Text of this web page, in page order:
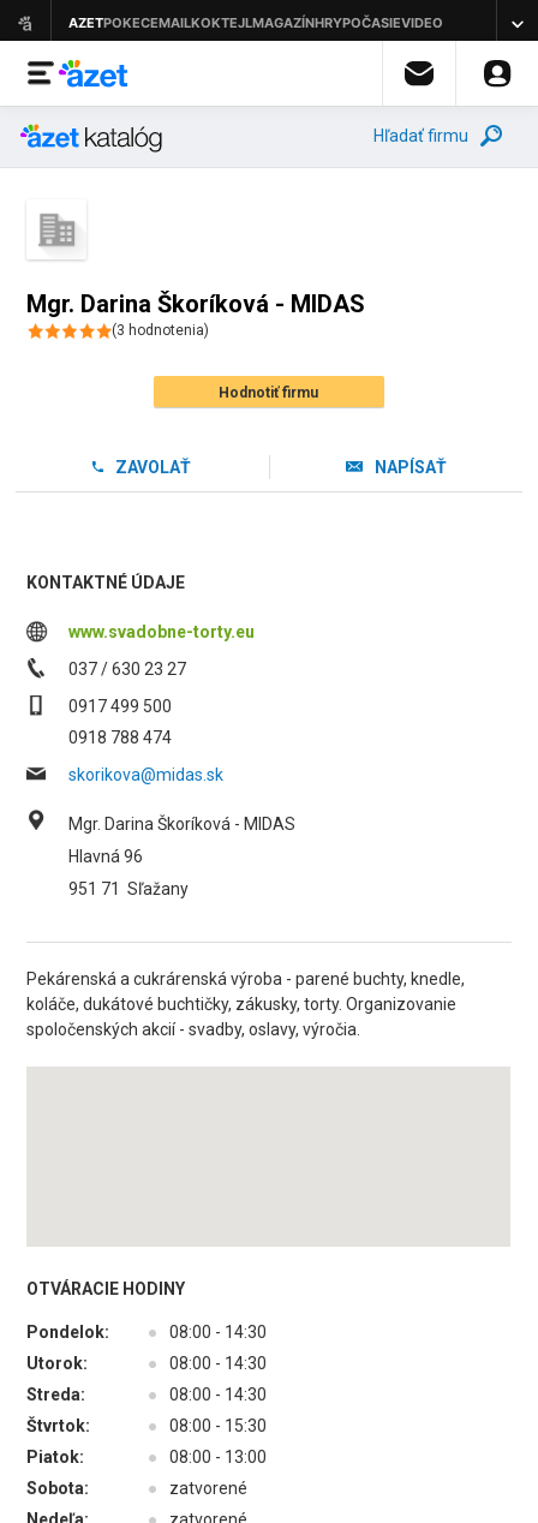
Hľadať firmu
Mgr. Darina Škoríková - MIDAS
(3 hodnotenia)
Hodnotiť firmu
ZAVOLAŤ NAPÍSAŤ
KONTAKTNÉ ÚDAJE
www.svadobne-torty.eu
037 / 630 23 27
0917 499 500
0918 788 474
skorikova@midas.sk
Mgr. Darina Škoríková - MIDAS
Hlavná 96
951 71 Sľažany
Pekárenská a cukrárenská výroba - parené buchty, knedle,
koláče, dukátové buchtičky, zákusky, torty. Organizovanie
spoločenských akcií - svadby, oslavy, výročia.
OTVÁRACIE HODINY
Pondelok: ●
08:00 - 14:30
Utorok:
●
08:00 - 14:30
Streda:
●
08:00 - 14:30
Štvrtok:
●
08:00 - 15:30
Piatok:
●
08:00 - 13:00
Sobota:
●
zatvorené